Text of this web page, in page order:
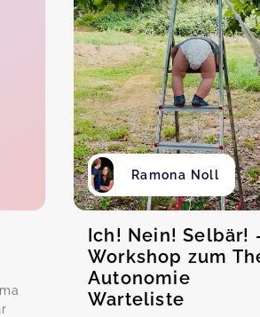
Ramona Noll
Ich! Nein! Selbär!
Workshop zum
Autonomie
Warteliste